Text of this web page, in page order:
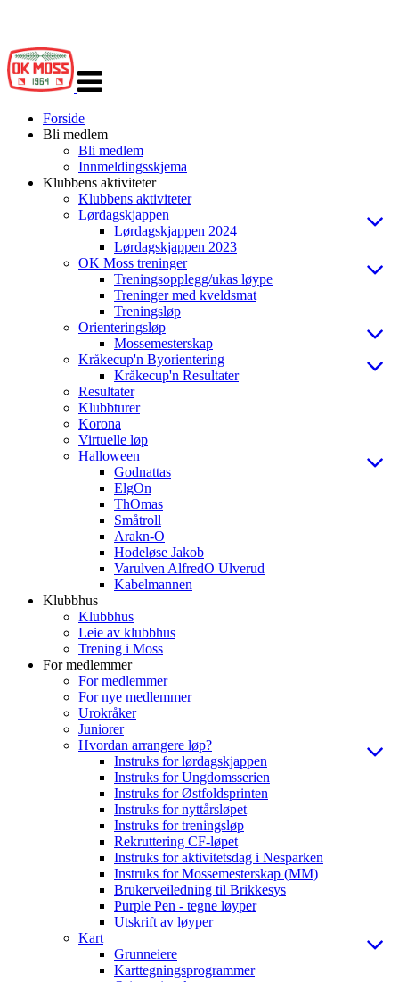
navigasjon
Forside
Bli medlem
Bli medlem
Innmeldingsskjema
Klubbens aktiviteter
Klubbens aktiviteter
Lørdagskjappen
Lørdagskjappen 2024
Lørdagskjappen 2023
OK Moss treninger
Treningsopplegg/ukas løype
Treninger med kveldsmat
Treningsløp
Orienteringsløp
Mossemesterskap
Kråkecup'n Byorientering
Kråkecup'n Resultater
Resultater
Klubbturer
Korona
Virtuelle løp
Halloween
Godnattas
ElgOn
ThOmas
Småtroll
Arakn-O
Hodeløse Jakob
Varulven AlfredO Ulverud
Kabelmannen
Klubbhus
Klubbhus
Leie av klubbhus
Trening i Moss
For medlemmer
For medlemmer
For nye medlemmer
Urokråker
Juniorer
Hvordan arrangere løp?
Instruks for lørdagskjappen
Instruks for Ungdomsserien
Instruks for Østfoldsprinten
Instruks for nyttårsløpet
Instruks for treningsløp
Rekruttering CF-løpet
Instruks for aktivitetsdag i Nesparken
Instruks for Mossemesterskap (MM)
Brukerveiledning til Brikkesys
Purple Pen - tegne løyper
Utskrift av løyper
Kart
Grunneiere
Karttegningsprogrammer